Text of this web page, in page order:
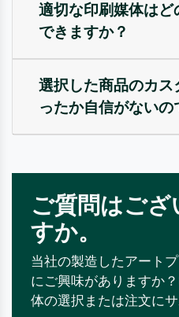
適切な印刷媒体は
できますか？
選択した商品のカ
ったか自信がないの
ご質問はござ
すか。
当社の製造したアート
にご興味がありますか
体の選択または注文に